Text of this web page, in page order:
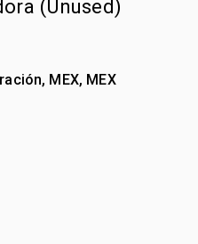
(Unused)
MEX, MEX